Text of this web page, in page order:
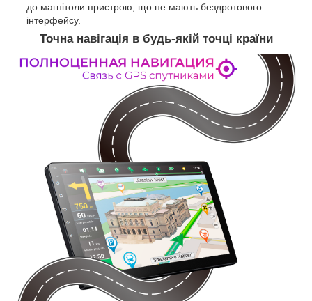
до магнітоли пристрою, що не мають бездротового
інтерфейсу.
Точна навігація в будь-якій точці країни